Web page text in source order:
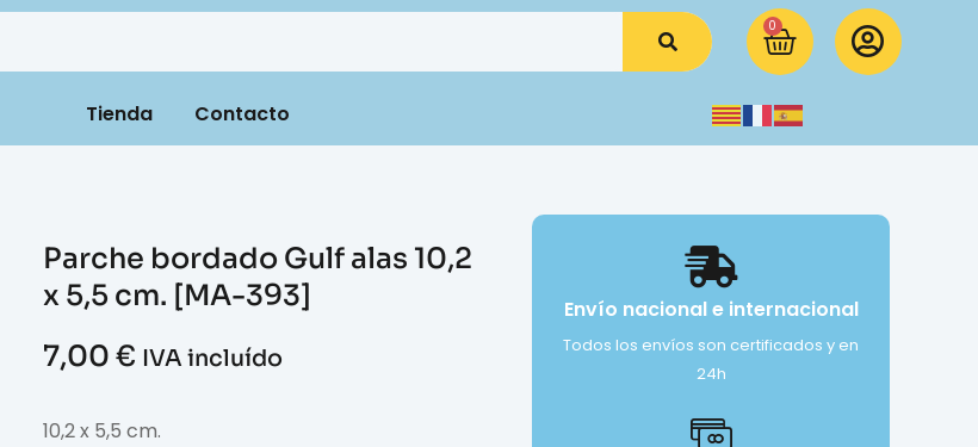
0
Tienda Contacto
Parche bordado Gulf alas 10,2
x 5,5 cm. [MA-393]
7,00 € IVA incluído
10,2 x 5,5 cm.
Envío nacional e internacional
Todos los envíos son certificados y en
24h